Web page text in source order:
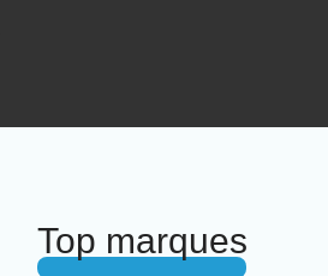
Top marques